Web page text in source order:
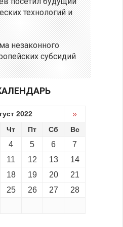
технологий и
незаконного
субсидий
2022 »
Чт Пт Сб Вс
4 5 6
7
11 12 13
14
18 19 20
21
25 26 27
28